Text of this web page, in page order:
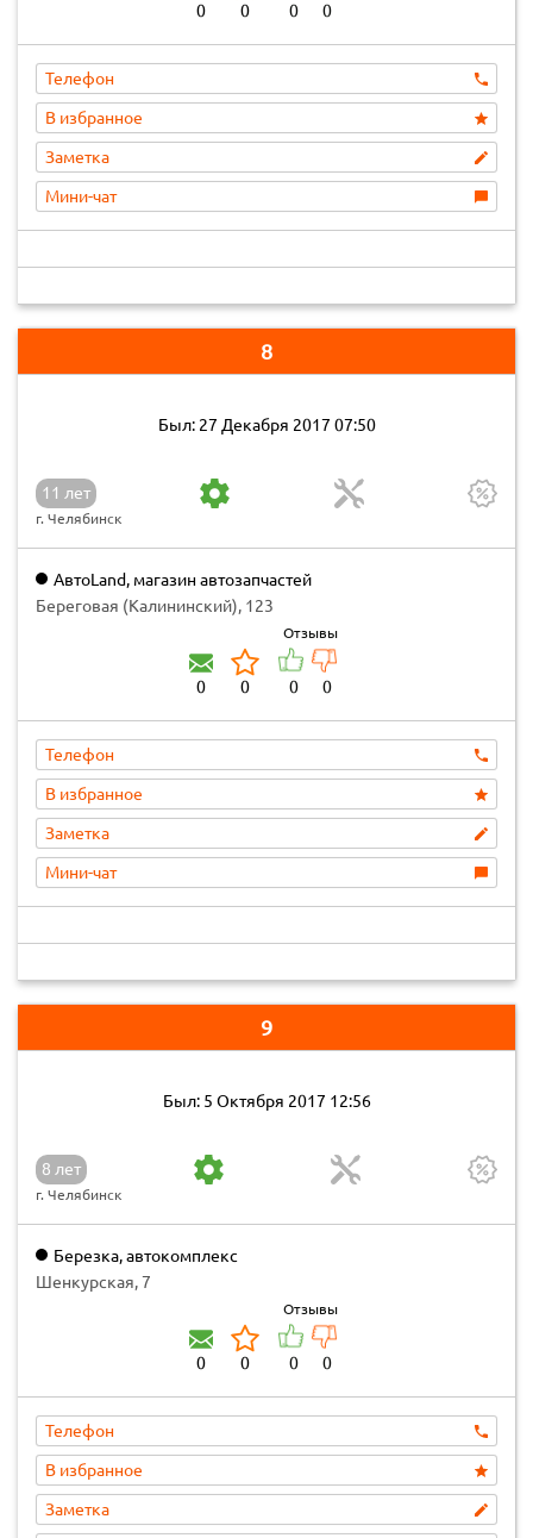
0 0 0 0
Телефон
В избранное
Заметка
Мини-чат
8
Был: 27 Декабря 2017 07:50
11 лет
г. Челябинск
АвтоLand, магазин автозапчастей
Береговая (Калининский), 123
0 0
Отзывы
0 0
Телефон
В избранное
Заметка
Мини-чат
9
Был: 5 Октября 2017 12:56
8 лет
г. Челябинск
Березка, автокомплекс
Шенкурская, 7
0 0
Отзывы
0 0
Телефон
В избранное
Заметка